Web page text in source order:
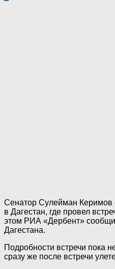
Сенатор Сулейман Керимов
в Дагестан, где провел
этом РИА «Дербент»
Дагестана.
Подробности встречи пока
сразу же после встречи